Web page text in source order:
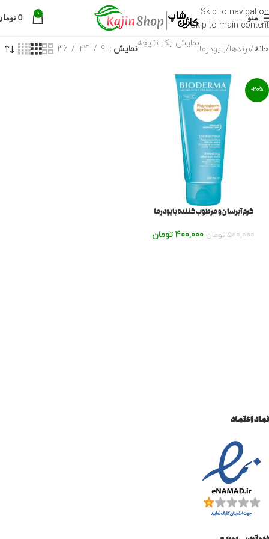
Skip to navigation
Skip to main content
منو
0
0
خانه برندها بایودرما
نمایش یک نتیجه
نمایش 9
24
36
-20%
کرم آبرسان و مرطوب کننده بایودرما
500,000 تومان 400,000 تومان
نماد اعتماد